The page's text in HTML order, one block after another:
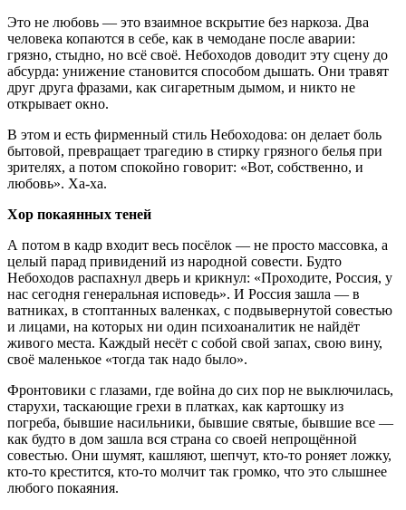
Это не любовь — это взаимное вскрытие без наркоза. Два
человека копаются в себе, как в чемодане после аварии:
грязно, стыдно, но всё своё. Небоходов доводит эту сцену до
абсурда: унижение становится способом дышать. Они травят
друг друга фразами, как сигаретным дымом, и никто не
открывает окно.
В этом и есть фирменный стиль Небоходова: он делает боль
бытовой, превращает трагедию в стирку грязного белья при
зрителях, а потом спокойно говорит: «Вот, собственно, и
любовь». Ха-ха.
Хор покаянных теней
А потом в кадр входит весь посёлок — не просто массовка, а
целый парад привидений из народной совести. Будто
Небоходов распахнул дверь и крикнул: «Проходите, Россия, у
нас сегодня генеральная исповедь». И Россия зашла — в
ватниках, в стоптанных валенках, с подвывернутой совестью
и лицами, на которых ни один психоаналитик не найдёт
живого места. Каждый несёт с собой свой запах, свою вину,
своё маленькое «тогда так надо было».
Фронтовики с глазами, где война до сих пор не выключилась,
старухи, таскающие грехи в платках, как картошку из
погреба, бывшие насильники, бывшие святые, бывшие все —
как будто в дом зашла вся страна со своей непрощённой
совестью. Они шумят, кашляют, шепчут, кто-то роняет ложку,
кто-то крестится, кто-то молчит так громко, что это слышнее
любого покаяния.